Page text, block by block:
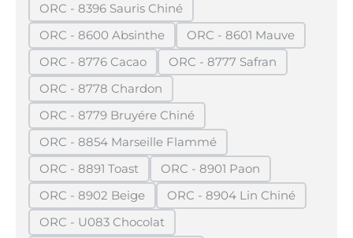
ORC - 8396 Sauris Chiné
(Diese Option ist zurzeit nicht verfügbar.)
ORC - 8600 Absinthe
(Diese Option ist zurzeit nicht verfügbar.)
ORC - 8601 Mauve
(Diese Option ist
ORC - 8776 Cacao
(Diese Option ist zurzeit nicht verfügbar.)
ORC - 8777 Safran
(Diese Option ist zurzeit
ORC - 8778 Chardon
(Diese Option ist zurzeit nicht verfügbar.)
ORC - 8779 Bruyére Chiné
(Diese Option ist zurzeit nicht verfügbar.)
ORC - 8854 Marseille Flammé
(Diese Option ist zurzeit nicht verfügbar.)
ORC - 8891 Toast
(Diese Option ist zurzeit nicht verfügbar.)
ORC - 8901 Paon
(Diese Option ist zurzeit
ORC - 8902 Beige
(Diese Option ist zurzeit nicht verfügbar.)
ORC - 8904 Lin Chiné
(Diese Option ist
ORC - U083 Chocolat
(Diese Option ist zurzeit nicht verfügbar.)